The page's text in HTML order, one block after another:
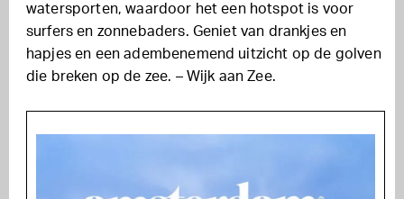
watersporten, waardoor het een hotspot is voor
surfers en zonnebaders. Geniet van drankjes en
hapjes en een adembenemend uitzicht op de golven
die breken op de zee. – Wijk aan Zee.